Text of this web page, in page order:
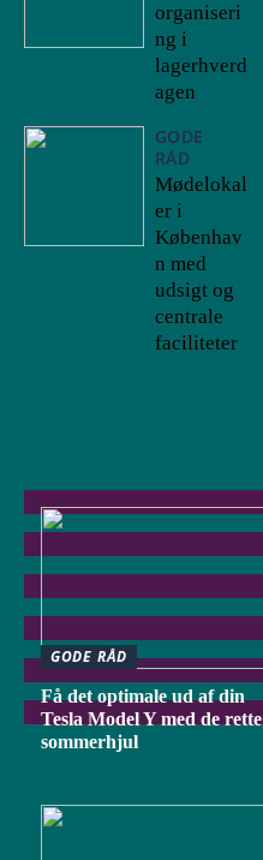
organiseri
ng i
lagerhverd
agen
GODE
RÅD
Mødelokal
er i
Københav
n med
udsigt og
centrale
faciliteter
GODE RÅD
Få det optimale ud af din
Tesla Model Y med de rette
sommerhjul